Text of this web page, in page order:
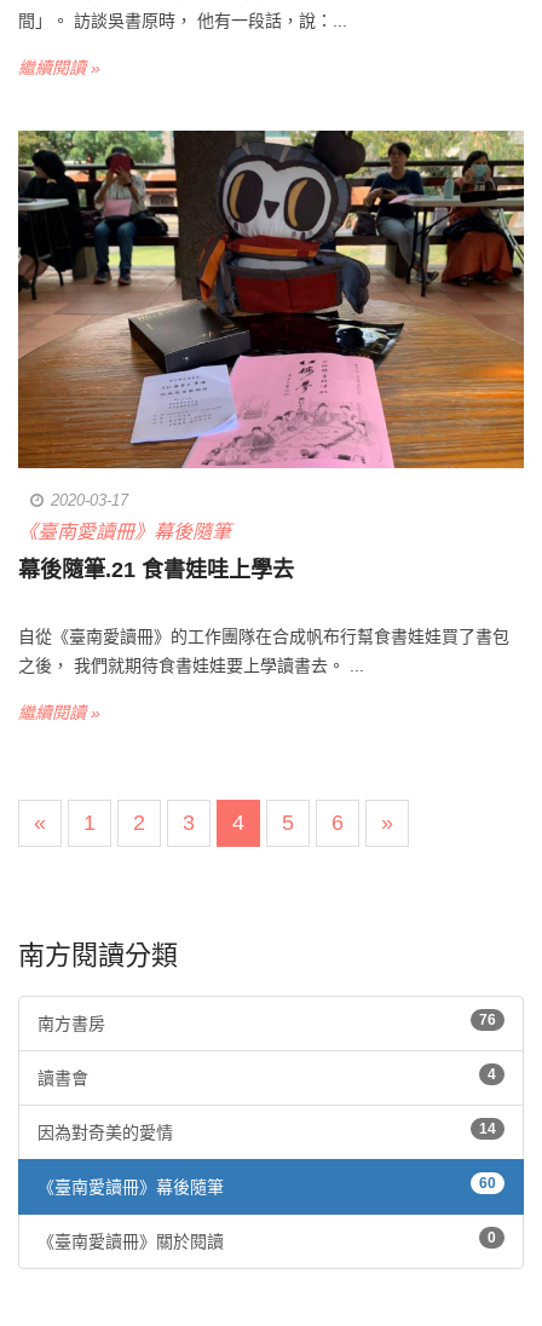
間」。 訪談吳書原時， 他有一段話，說：...
繼續閱讀 »
2020-03-17
《臺南愛讀冊》幕後隨筆
幕後隨筆.21 食書娃哇上學去
自從《臺南愛讀冊》的工作團隊在合成帆布行幫食書娃娃買了書包
之後， 我們就期待食書娃娃要上學讀書去。 ...
繼續閱讀 »
« 1 2 3 4 5 6 »
南方閱讀分類
南方書房 76
讀書會 4
因為對奇美的愛情 14
《臺南愛讀冊》幕後隨筆 60
《臺南愛讀冊》關於閱讀 0